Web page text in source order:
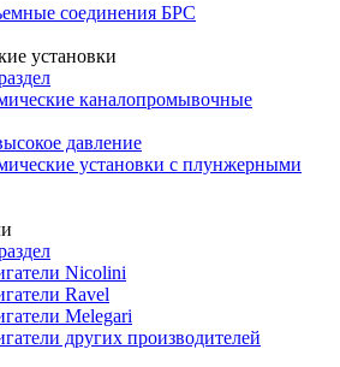
соединения БРС
установки
каналопромывочные
давление
установки с плунжерными
Nicolini
Ravel
Melegari
других производителей